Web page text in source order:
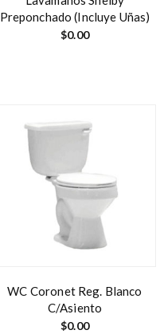
Preponchado (Incluye Uñas)
$0.00
WC Coronet Reg. Blanco
C/Asiento
$0.00